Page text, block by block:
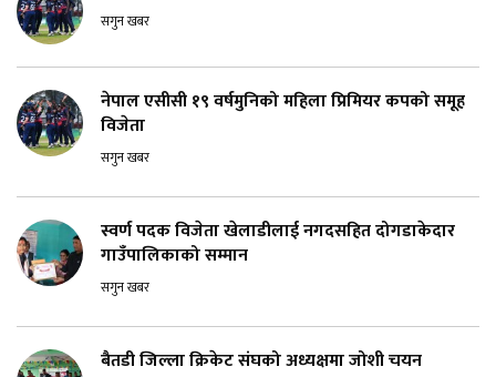
सगुन खबर
नेपाल एसीसी १९ वर्षमुनिको महिला प्रिमियर कपको समूह
विजेता
सगुन खबर
स्वर्ण पदक विजेता खेलाडीलाई नगदसहित दोगडाकेदार
गाउँपालिकाको सम्मान
सगुन खबर
बैतडी जिल्ला क्रिकेट संघको अध्यक्षमा जोशी चयन